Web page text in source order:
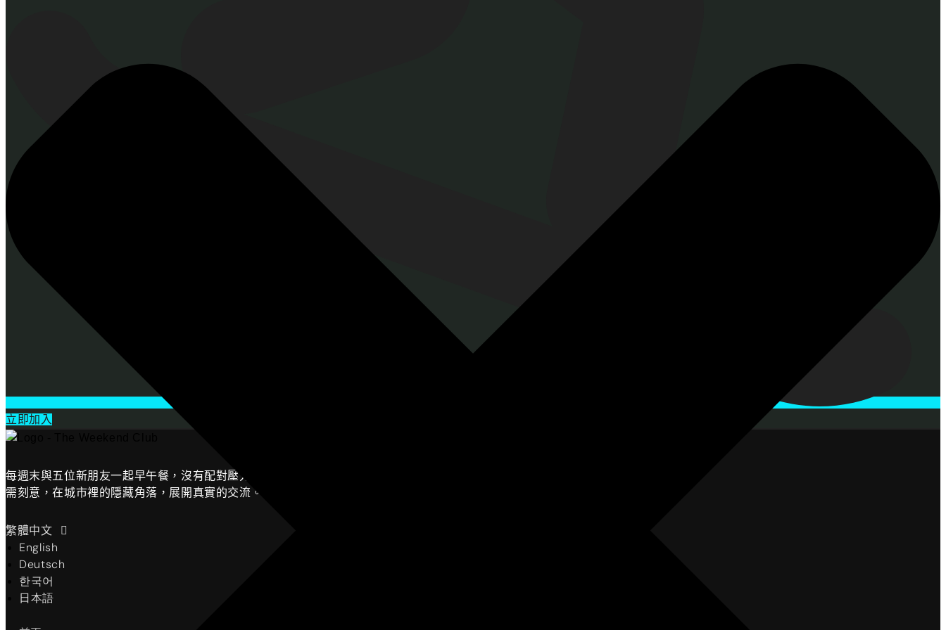
立即加入
每週末與五位新朋友一起早午餐，沒有配對壓力、無
需刻意，在城市裡的隱藏角落，展開真實的交流。
繁體中文
English
Deutsch
한국어
日本語